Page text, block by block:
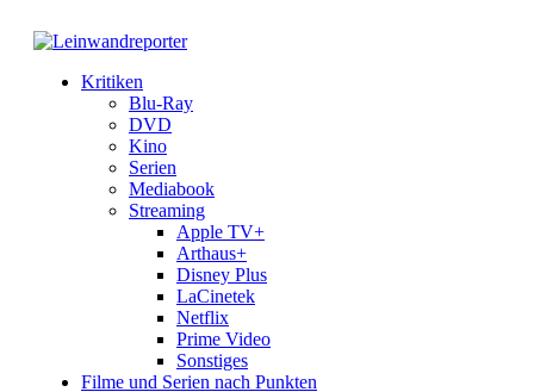
Kritiken
Blu-Ray
DVD
Kino
Serien
Mediabook
Streaming
Apple TV+
Arthaus+
Disney Plus
LaCinetek
Netflix
Prime Video
Sonstiges
Filme und Serien nach Punkten